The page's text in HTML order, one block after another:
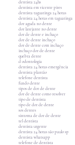
dentista 24hs
dentista em vicente pires
dentista taguatinga 24 horas
dentista 24 horas em taguatinga
dor aguda no dente
dor latejante no dente
dor de dente e inchaço
dor de dente inchaço
dor de dente com inchaço
inchaço dor de dente
quebra dente
d odontologia
dentista 24 horas emergência
dentista plantão
telefone dentista
fundo dente
tipos de dor de dente
dor de dente como resolver
tipo de dentista
tipo de dor de dente
sos dentes
sintoma de dor de dente
tel dentista
dentista urgente
dentista 24 horas são paulo sp
dentista whatsapp
telefone de dentista